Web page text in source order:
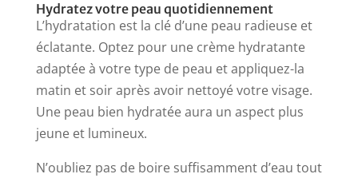
Hydratez votre peau quotidiennement
L’hydratation est la clé d’une peau radieuse et
éclatante. Optez pour une crème hydratante
adaptée à votre type de peau et appliquez-la
matin et soir après avoir nettoyé votre visage.
Une peau bien hydratée aura un aspect plus
jeune et lumineux.
N’oubliez pas de boire suffisamment d’eau tout